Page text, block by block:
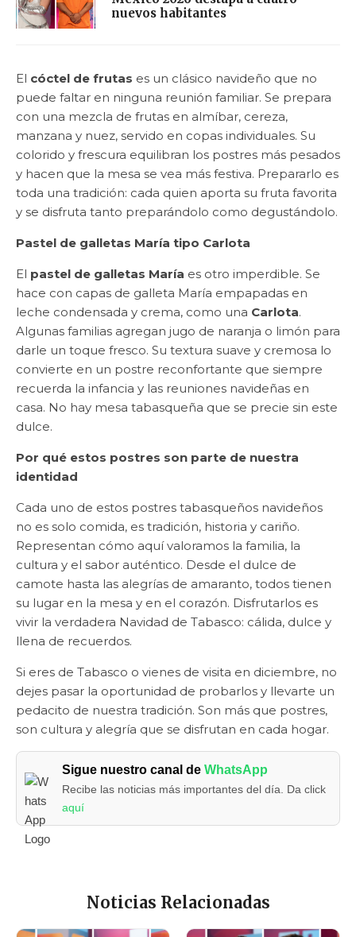
nuevos habitantes
El cóctel de frutas es un clásico navideño que no
puede faltar en ninguna reunión familiar. Se prepara
con una mezcla de frutas en almíbar, cereza,
manzana y nuez, servido en copas individuales. Su
colorido y frescura equilibran los postres más pesados
y hacen que la mesa se vea más festiva. Prepararlo es
toda una tradición: cada quien aporta su fruta favorita
y se disfruta tanto preparándolo como degustándolo.
Pastel de galletas María tipo Carlota
El pastel de galletas María es otro imperdible. Se
hace con capas de galleta María empapadas en
leche condensada y crema, como una Carlota.
Algunas familias agregan jugo de naranja o limón para
darle un toque fresco. Su textura suave y cremosa lo
convierte en un postre reconfortante que siempre
recuerda la infancia y las reuniones navideñas en
casa. No hay mesa tabasqueña que se precie sin este
dulce.
Por qué estos postres son parte de nuestra
identidad
Cada uno de estos postres tabasqueños navideños
no es solo comida, es tradición, historia y cariño.
Representan cómo aquí valoramos la familia, la
cultura y el sabor auténtico. Desde el dulce de
camote hasta las alegrías de amaranto, todos tienen
su lugar en la mesa y en el corazón. Disfrutarlos es
vivir la verdadera Navidad de Tabasco: cálida, dulce y
llena de recuerdos.
Si eres de Tabasco o vienes de visita en diciembre, no
dejes pasar la oportunidad de probarlos y llevarte un
pedacito de nuestra tradición. Son más que postres,
son cultura y alegría que se disfrutan en cada hogar.
Sigue nuestro canal deWhatsApp
Recibe las noticias más importantes del día. Da click
aquí
Noticias Relacionadas